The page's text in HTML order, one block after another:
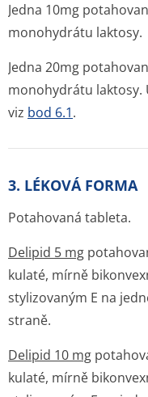
Jedna 10mg
monohydrátu laktosy.
Jedna 20mg
monohydrátu laktosy.
viz bod 6.1.
3. LÉKOVÁ FORMA
Potahovaná tableta.
Delipid 5 mg
kulaté, mírně
stylizovaným E na
straně.
Delipid 10 mg
kulaté, mírně